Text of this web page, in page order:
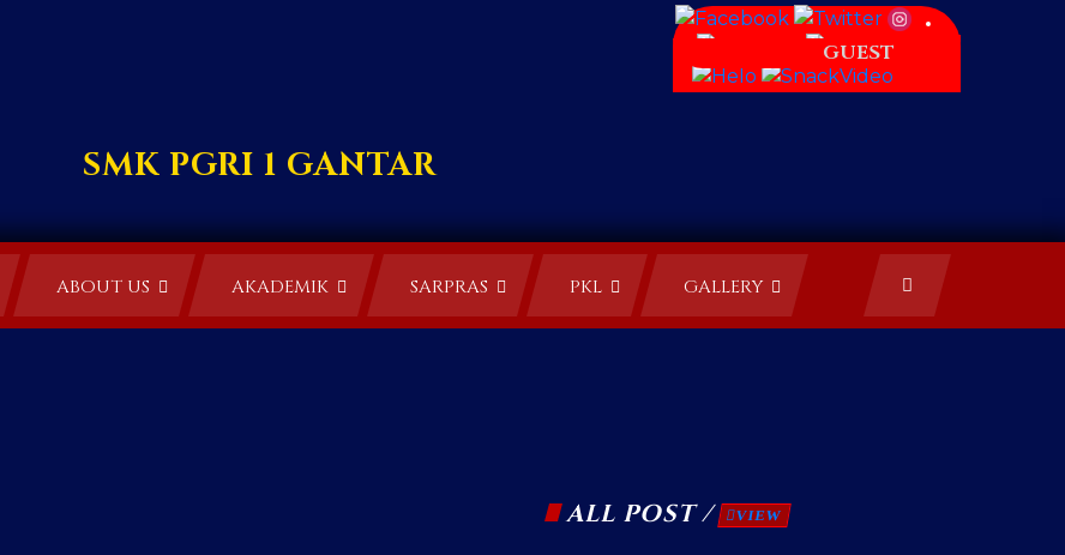
GUEST
SMK PGRI 1 GANTAR
ABOUT US AKADEMIK SARPRAS PKL GALLERY
ALL POST / VIEW